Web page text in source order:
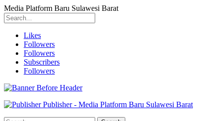
Media Platform Baru Sulawesi Barat
Likes
Followers
Followers
Subscribers
Followers
Publisher - Media Platform Baru Sulawesi Barat